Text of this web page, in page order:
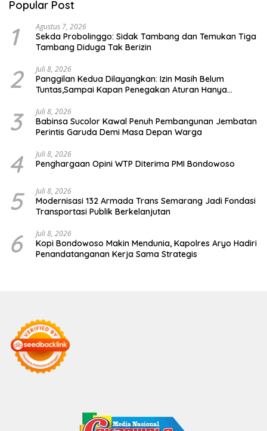
Popular Post
1 Agustus 7, 2026
Sekda Probolinggo: Sidak Tambang dan Temukan Tiga
Tambang Diduga Tak Berizin
2 Juli 8, 2026
Panggilan Kedua Dilayangkan: Izin Masih Belum
Tuntas,Sampai Kapan Penegakan Aturan Hanya
3 Juli 8, 2026
Babinsa Sucolor Kawal Penuh Pembangunan Jembatan
Perintis Garuda Demi Masa Depan Warga
4 Juli 8, 2026
Penghargaan Opini WTP Diterima PMI Bondowoso
5 Juli 8, 2026
Modernisasi 132 Armada Trans Semarang Jadi Fondasi
Transportasi Publik Berkelanjutan
6 Juli 8, 2026
Kopi Bondowoso Makin Mendunia, Kapolres Aryo Hadiri
Penandatanganan Kerja Sama Strategis